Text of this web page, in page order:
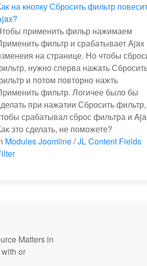
на кнопку Сбросить фильтр
применить фильр нажимаем
фильтр и срабатывает Ajax
на странице. Но чтобы
нужно сперва нажать
и потом повторно нажть
фильтр. Логичее было бы
при нажатии Сбросить фильтр,
срабатывал сброс фильтра и
это сделать, не поможете?
Modules Joomline/JL Content Fields
Matters in
or